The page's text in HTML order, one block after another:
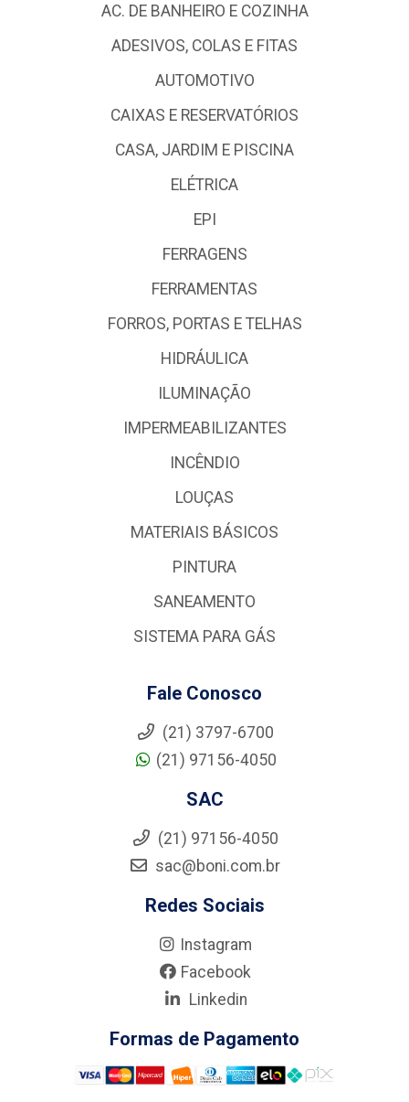
AC. DE BANHEIRO E COZINHA
ADESIVOS, COLAS E FITAS
AUTOMOTIVO
CAIXAS E RESERVATÓRIOS
CASA, JARDIM E PISCINA
ELÉTRICA
EPI
FERRAGENS
FERRAMENTAS
FORROS, PORTAS E TELHAS
HIDRÁULICA
ILUMINAÇÃO
IMPERMEABILIZANTES
INCÊNDIO
LOUÇAS
MATERIAIS BÁSICOS
PINTURA
SANEAMENTO
SISTEMA PARA GÁS
Fale Conosco
(21) 3797-6700
(21) 97156-4050
SAC
(21) 97156-4050
sac@boni.com.br
Redes Sociais
Instagram
Facebook
Linkedin
Formas de Pagamento